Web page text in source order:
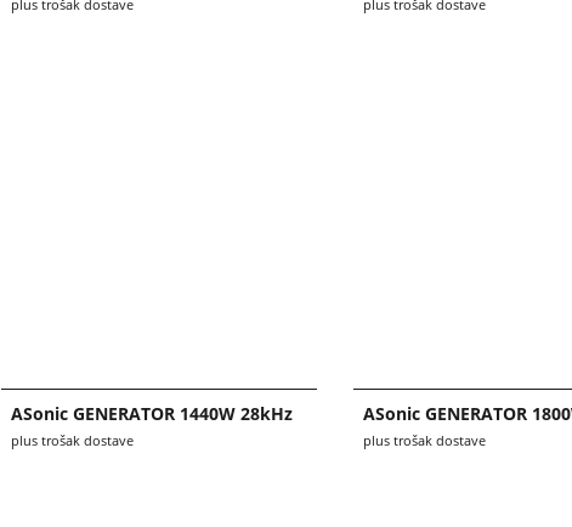
plus trošak dostave plus trošak dostave
ASonic GENERATOR 1440W 28kHz
plus trošak dostave
ASonic GENERATOR
plus trošak dostave